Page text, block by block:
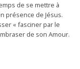
de se mettre à
présence de Jésus.
« fasciner par le
de son Amour.